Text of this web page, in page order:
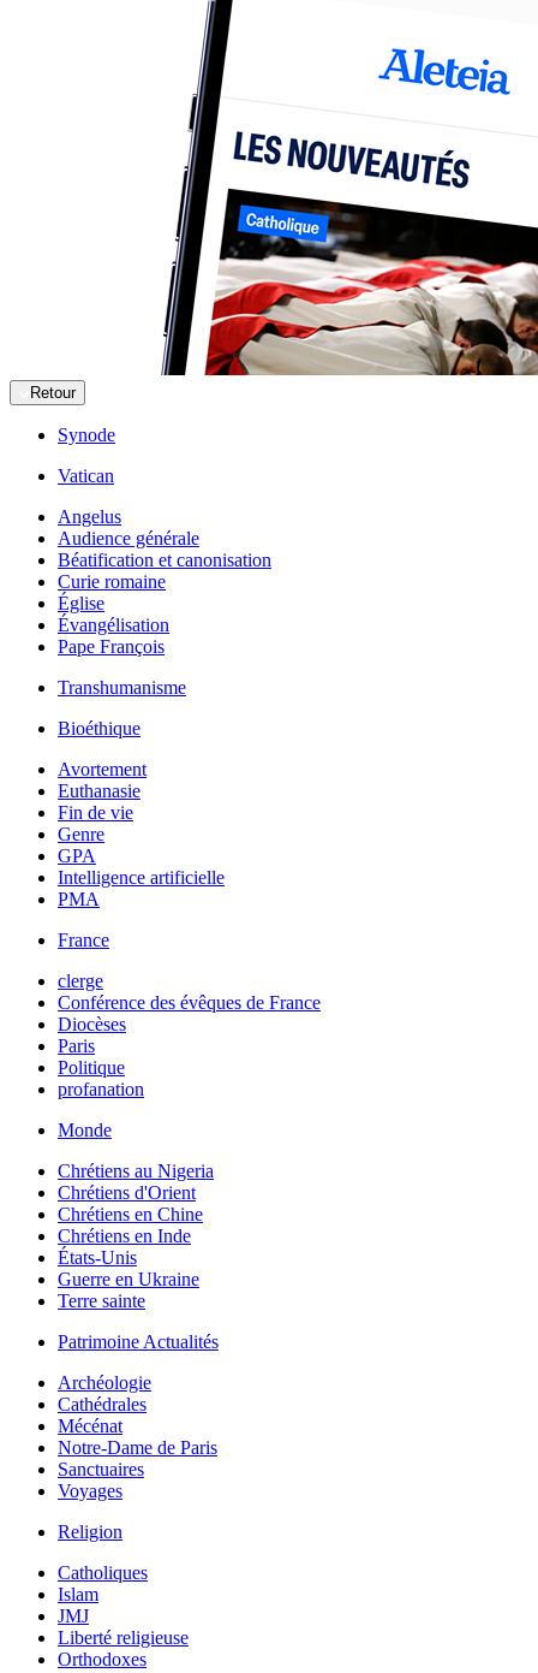
Retour
Synode
Vatican
Angelus
Audience générale
Béatification et canonisation
Curie romaine
Église
Évangélisation
Pape François
Transhumanisme
Bioéthique
Avortement
Euthanasie
Fin de vie
Genre
GPA
Intelligence artificielle
PMA
France
clerge
Conférence des évêques de France
Diocèses
Paris
Politique
profanation
Monde
Chrétiens au Nigeria
Chrétiens d'Orient
Chrétiens en Chine
Chrétiens en Inde
États-Unis
Guerre en Ukraine
Terre sainte
Patrimoine Actualités
Archéologie
Cathédrales
Mécénat
Notre-Dame de Paris
Sanctuaires
Voyages
Religion
Catholiques
Islam
JMJ
Liberté religieuse
Orthodoxes